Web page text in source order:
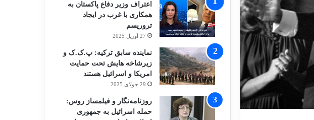
اعتراف وزیر دفاع پاکستان به
همکاری با غرب در ایجاد
تروریسم
27 آوریل 2025
نماینده سابق ترکیه: پ.ک.ک و
زیرشاخه هایش تحت حمایت
امریکا و اسرائیل هستند
29 جولای 2025
روزنامه‌نگار و فیلمساز روس:
حمله اسرائیل به جمهوری